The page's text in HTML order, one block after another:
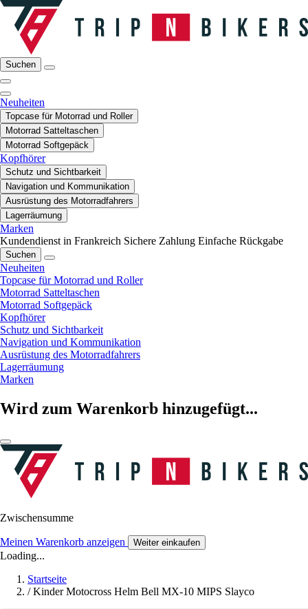
Suchen
Neuheiten
Topcase für Motorrad und Roller
Motorrad Satteltaschen
Motorrad Softgepäck
Kopfhörer
Schutz und Sichtbarkeit
Navigation und Kommunikation
Ausrüstung des Motorradfahrers
Lagerräumung
Marken
Kundendienst in Frankreich Sichere Zahlung Einfache Rückgabe
Suchen
Neuheiten
Topcase für Motorrad und Roller
Motorrad Satteltaschen
Motorrad Softgepäck
Kopfhörer
Schutz und Sichtbarkeit
Navigation und Kommunikation
Ausrüstung des Motorradfahrers
Lagerräumung
Marken
Wird zum Warenkorb hinzugefügt...
Zwischensumme
Meinen Warenkorb anzeigen Weiter einkaufen
Loading...
Startseite
/ Kinder Motocross Helm Bell MX-10 MIPS Slayco